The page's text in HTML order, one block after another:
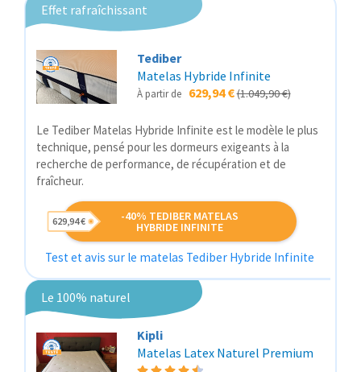
Effet rafraîchissant
Tediber
Matelas Hybride Infinite
À partir de 629,94 €(1.049,90 €)
Le Tediber Matelas Hybride Infinite est le modèle le plus
technique, pensé pour les dormeurs exigeants à la
recherche de performance, de récupération et de
fraîcheur.
-40% TEDIBER MATELAS
HYBRIDE INFINITE
629,94 €
Test et avis sur le matelas Tediber Hybride Infinite
Le 100% naturel
Kipli
Matelas Latex Naturel Premium